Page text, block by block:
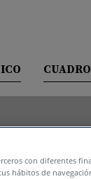
con diferentes
hábitos de